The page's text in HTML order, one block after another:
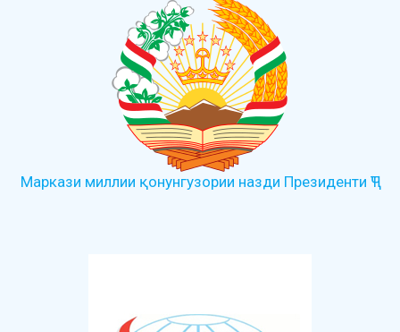
Маркази миллии қонунгузории назди Президенти ҶТ